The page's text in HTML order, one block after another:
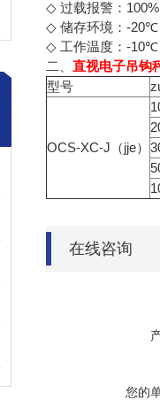
◇ 过载报警：
◇ 储存环境： -20℃
◇ 工作温度： -10℃
二、 直视电子吊钩
型号
OCS-XC-J（jje）
在线咨询
您的